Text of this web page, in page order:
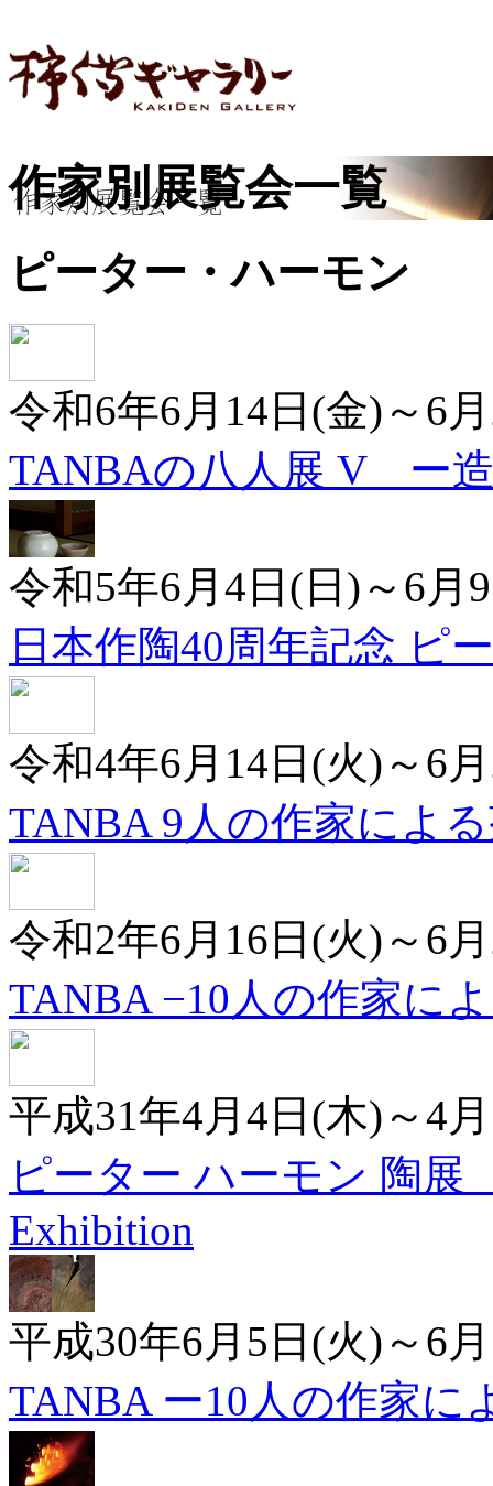
作家別展覧会一覧
ピーター・ハーモン
令和6年6月14日(金)～6
TANBAの八人展 V ー
令和5年6月4日(日)～6月
日本作陶40周年記念 ピ
令和4年6月14日(火)～6
TANBA 9人の作家によ
令和2年6月16日(火)～6
TANBA −10人の作家に
平成31年4月4日(木)～4
ピーター ハーモン 陶展
Exhibition
平成30年6月5日(火)～6
TANBA ー10人の作家に